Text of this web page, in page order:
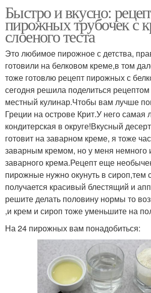
Быстро и вкусно:
пирожных трубочек с
слоеного теста
Это любимое пирожное с детства,
готовили на белковом креме,в том
тоже готовлю рецепт пирожных с
сегодня решила поделиться
местный кулинар.Чтобы вам лучше
Греции на острове Крит.У него самая
кондитерская в округе!Вкусный
готовит на заварном креме, я тоже
заварным кремом, но у меня немного
заварного крема.Рецепт еще
пирожные нужно окунуть в сироп,тем
получается красивый блестящий и
решите делать половину нормы то
,и крем и сироп тоже уменьшите на
На 24 пирожных вам понадобиться: